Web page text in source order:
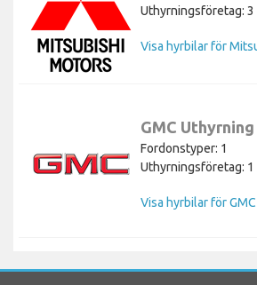
Uthyrningsföretag: 3
Visa hyrbilar för
GMC Uthyrning
Fordonstyper: 1
Uthyrningsföretag: 1
Visa hyrbilar för GMC